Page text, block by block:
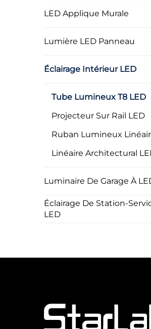
LED Applique Murale
Lumière LED Panneau
Éclairage Intérieur LED
Tube Lumineux T8 LED
Projecteur Sur Rail LED
Ruban Lumineux
Linéaire Architectural
Luminaire De Garage À
Éclairage De Station-
LED